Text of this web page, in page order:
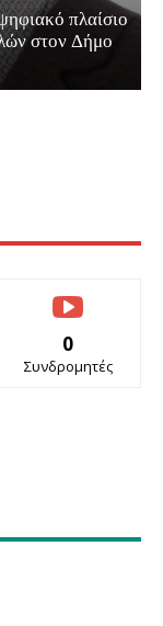
πλαίσιο
στον Δήμο
0
Συνδρομητές